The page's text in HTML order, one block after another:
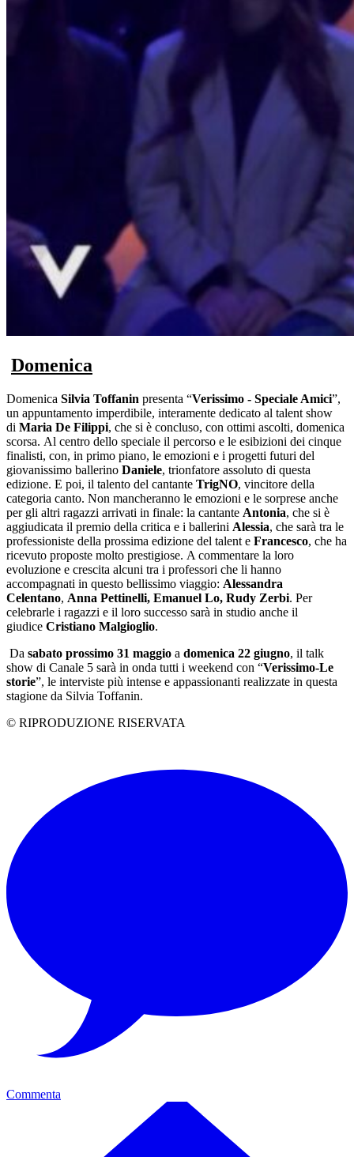
Domenica
Domenica Silvia Toffanin presenta “Verissimo - Speciale Amici”,
un appuntamento imperdibile, interamente dedicato al talent show
di Maria De Filippi, che si è concluso, con ottimi ascolti, domenica
scorsa. Al centro dello speciale il percorso e le esibizioni dei cinque
finalisti, con, in primo piano, le emozioni e i progetti futuri del
giovanissimo ballerino Daniele, trionfatore assoluto di questa
edizione. E poi, il talento del cantante TrigNO, vincitore della
categoria canto. Non mancheranno le emozioni e le sorprese anche
per gli altri ragazzi arrivati in finale: la cantante Antonia, che si è
aggiudicata il premio della critica e i ballerini Alessia, che sarà tra le
professioniste della prossima edizione del talent e Francesco, che ha
ricevuto proposte molto prestigiose. A commentare la loro
evoluzione e crescita alcuni tra i professori che li hanno
accompagnati in questo bellissimo viaggio: Alessandra
Celentano, Anna Pettinelli, Emanuel Lo, Rudy Zerbi. Per
celebrarle i ragazzi e il loro successo sarà in studio anche il
giudice Cristiano Malgioglio.
Da sabato prossimo 31 maggio a domenica 22 giugno, il talk
show di Canale 5 sarà in onda tutti i weekend con “Verissimo-Le
storie”, le interviste più intense e appassionanti realizzate in questa
stagione da Silvia Toffanin.
© RIPRODUZIONE RISERVATA
Commenta